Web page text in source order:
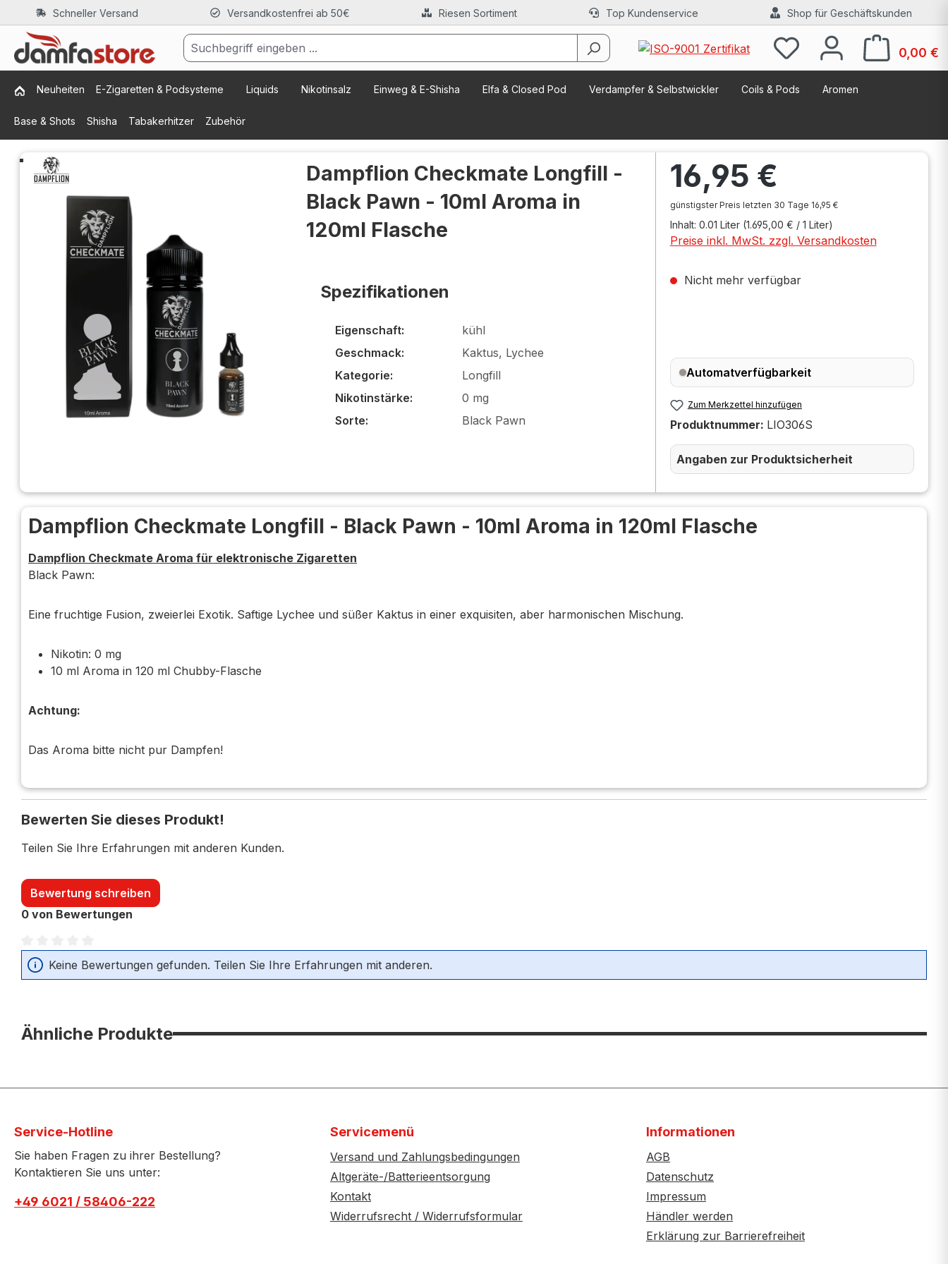
Hauptinhalt springen
Zur Suche springen
Zur Hauptnavigation springen
Schneller Versand Versandkostenfrei ab 50€ Riesen Sortiment Top Kundenservice Shop für Geschäftskunden
0,00 €
Neuheiten E-Zigaretten & Podsysteme Liquids Nikotinsalz Einweg & E-Shisha Elfa & Closed Pod Verdampfer & Selbstwickler Coils & Pods Aromen
Base & Shots Shisha Tabakerhitzer Zubehör
Bildergalerie überspringen
Dampflion Checkmate Longfill -
Black Pawn - 10ml Aroma in
120ml Flasche
Spezifikationen
Eigenschaft:
kühl
Geschmack:
Kaktus, Lychee
Kategorie:
Longfill
Nikotinstärke:
0 mg
Sorte:
Black Pawn
16,95 €
günstigster Preis letzten 30 Tage 16,95 €
Inhalt: 0.01 Liter (1.695,00 € / 1 Liter)
Preise inkl. MwSt. zzgl. Versandkosten
Nicht mehr verfügbar
Automatverfügbarkeit
Zum Merkzettel hinzufügen
Produktnummer: LIO306S
Angaben zur Produktsicherheit
Dampflion Checkmate Longfill - Black Pawn - 10ml Aroma in 120ml Flasche
Dampflion Checkmate Aroma für elektronische Zigaretten
Black Pawn:
Eine fruchtige Fusion, zweierlei Exotik. Saftige Lychee und süßer Kaktus in einer exquisiten, aber harmonischen Mischung.
Nikotin: 0 mg
10 ml Aroma in 120 ml Chubby-Flasche
Achtung:
Das Aroma bitte nicht pur Dampfen!
Bewerten Sie dieses Produkt!
Teilen Sie Ihre Erfahrungen mit anderen Kunden.
Bewertung schreiben
0 von Bewertungen
Durchschnittliche Bewertung von 0 von 5 Sternen
Keine Bewertungen gefunden. Teilen Sie Ihre Erfahrungen mit anderen.
Ähnliche Produkte
Service-Hotline
Sie haben Fragen zu ihrer Bestellung?
Kontaktieren Sie uns unter:
+49 6021 / 58406-222
Servicemenü
Versand und Zahlungsbedingungen
Altgeräte-/Batterieentsorgung
Kontakt
Widerrufsrecht / Widerrufsformular
Informationen
AGB
Datenschutz
Impressum
Händler werden
Erklärung zur Barrierefreiheit